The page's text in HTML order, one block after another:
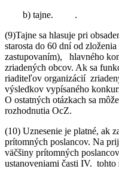
b) tajne. .
(9)Tajne sa hlasuje pri
starosta do 60 dní od
zastupovaním), hlavného
zriadených obcov. Ak sa
riaditeľov organizácií
výsledkov vypísaného
O ostatných otázkach sa
rozhodnutia OcZ.
(10) Uznesenie je platné, ak
prítomných poslancov. Na
väčšiny prítomných
ustanoveniami časti IV.